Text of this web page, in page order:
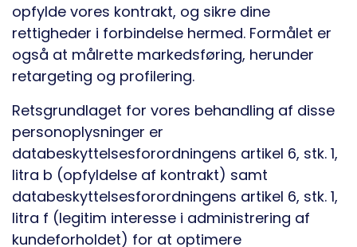
opfylde vores kontrakt, og sikre dine
rettigheder i forbindelse hermed. Formålet er
også at målrette markedsføring, herunder
retargeting og profilering.
Retsgrundlaget for vores behandling af disse
personoplysninger er
databeskyttelsesforordningens artikel 6, stk. 1,
litra b (opfyldelse af kontrakt) samt
databeskyttelsesforordningens artikel 6, stk. 1,
litra f (legitim interesse i administrering af
kundeforholdet) for at optimere